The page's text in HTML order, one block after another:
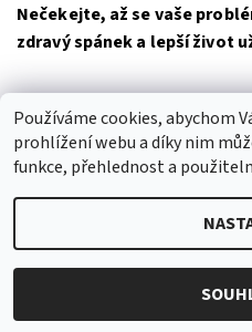
Nečekejte, až se vaše
zdravý spánek a lepší život
vám můžeme pomoci.
Používáme cookies, abychom
prohlížení webu a díky nim
funkce, přehlednost a